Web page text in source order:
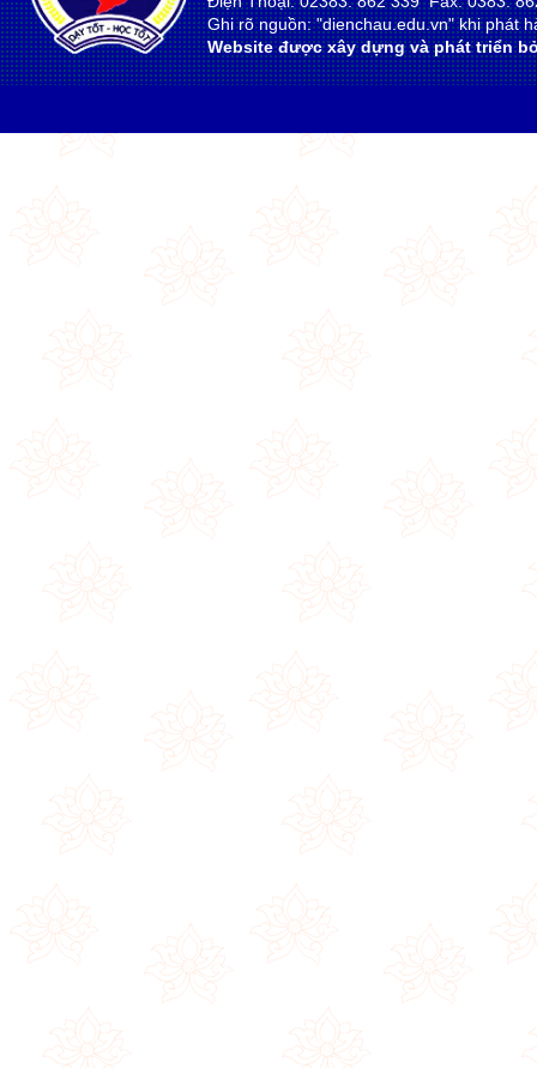
Ghi rõ nguồn: "dienchau.edu.vn" khi phát
Website được xây dựng và phát triển